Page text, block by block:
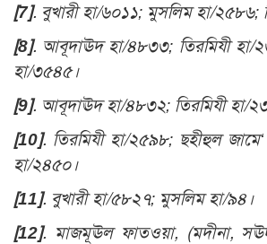
[7]. বুখারী হা/৬০১১; মুসলিম হা/২৫৮৬;
[8]. আবূদাঊদ হা/৪৮৩৩; তিরমিযী হা/
হা/৩৫৪৫।
[9]. আবূদাঊদ হা/৪৮৩২; তিরমিযী হা/
[10]. তিরমিযী হা/২৫৯৮; ছহীহুল
হা/২৪৫০।
[11]. বুখারী হা/৫৮২৭; মুসলিম হা/৯৪।
[12]. মাজমূঊল ফাতওয়া, (মদীনা,